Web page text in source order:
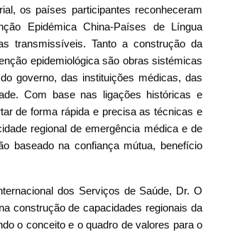
os países participantes reconheceram
Epidémica China-Países de Língua
transmissíveis. Tanto a construção da
epidemiológica são obras sistémicas
governo, das instituições médicas, das
Com base nas ligações históricas e
de forma rápida e precisa as técnicas e
regional de emergência médica e de
baseado na confiança mútua, benefício
dos Serviços de Saúde, Dr. O
construção de capacidades regionais da
o conceito e o quadro de valores para o